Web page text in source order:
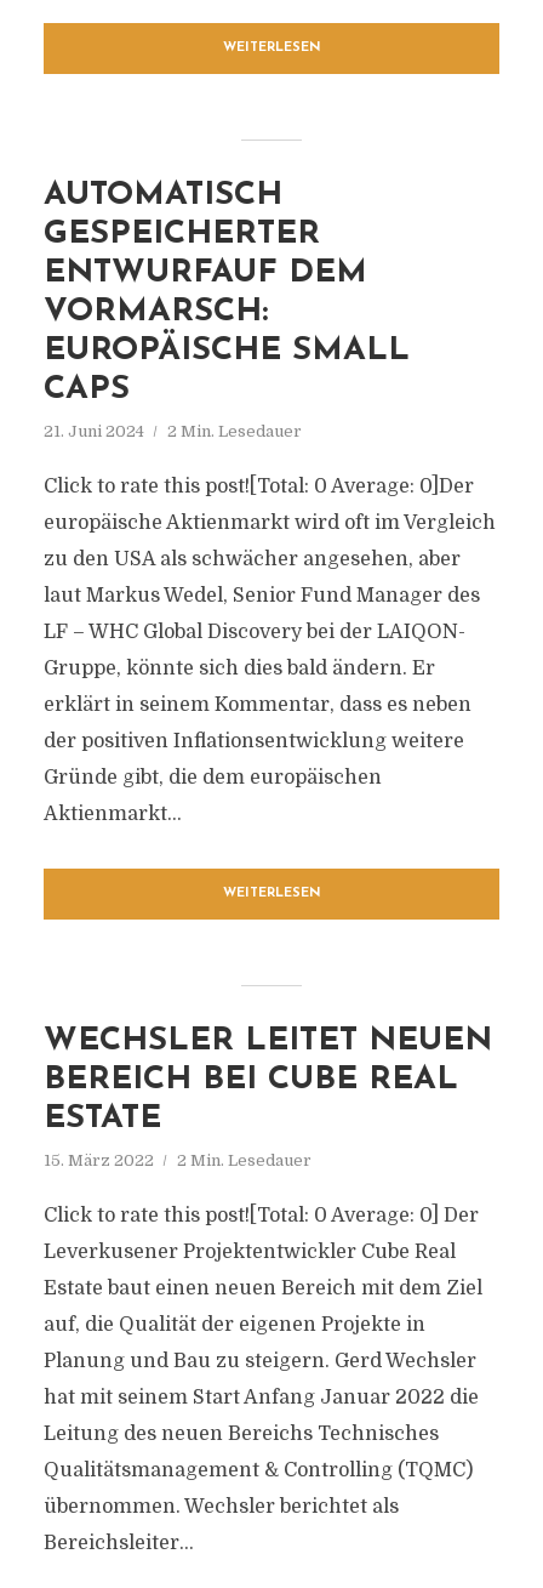
WEITERLESEN
AUTOMATISCH
GESPEICHERTER
ENTWURFAUF DEM
VORMARSCH:
EUROPÄISCHE SMALL
CAPS
21. Juni 2024 2 Min. Lesedauer
Click to rate this post![Total: 0 Average: 0]Der
europäische Aktienmarkt wird oft im Vergleich
zu den USA als schwächer angesehen, aber
laut Markus Wedel, Senior Fund Manager des
LF – WHC Global Discovery bei der LAIQON-
Gruppe, könnte sich dies bald ändern. Er
erklärt in seinem Kommentar, dass es neben
der positiven Inflationsentwicklung weitere
Gründe gibt, die dem europäischen
Aktienmarkt...
WEITERLESEN
WECHSLER LEITET NEUEN
BEREICH BEI CUBE REAL
ESTATE
15. März 2022 2 Min. Lesedauer
Click to rate this post![Total: 0 Average: 0] Der
Leverkusener Projektentwickler Cube Real
Estate baut einen neuen Bereich mit dem Ziel
auf, die Qualität der eigenen Projekte in
Planung und Bau zu steigern. Gerd Wechsler
hat mit seinem Start Anfang Januar 2022 die
Leitung des neuen Bereichs Technisches
Qualitätsmanagement & Controlling (TQMC)
übernommen. Wechsler berichtet als
Bereichsleiter...